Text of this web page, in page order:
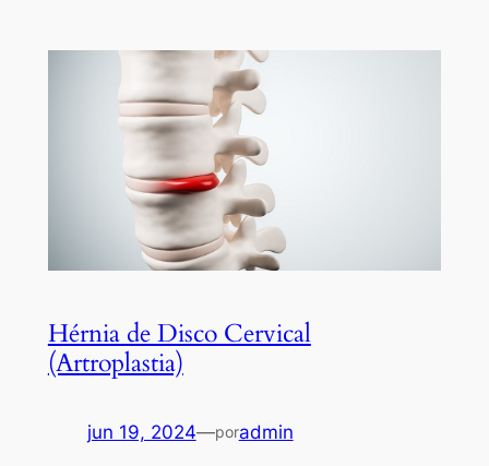
Hérnia de Disco Cervical
(Artroplastia)
jun 19, 2024—poradmin